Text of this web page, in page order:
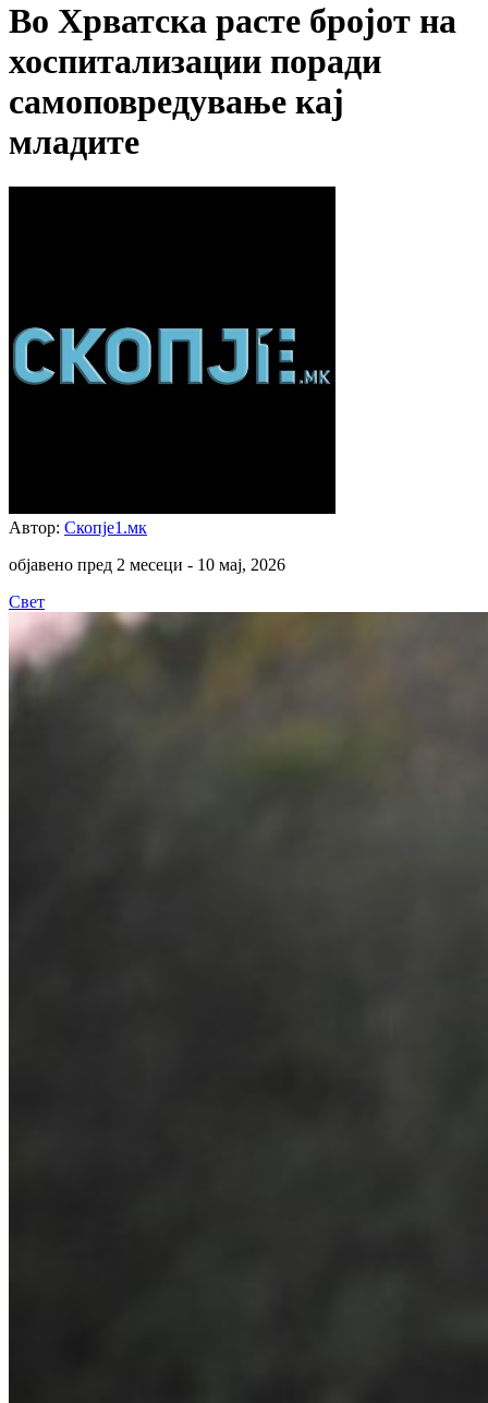
Во Хрватска расте бројот на
хоспитализации поради
самоповредување кај
младите
Автор: Скопје1.мк
објавено пред 2 месеци - 10 мај, 2026
Свет